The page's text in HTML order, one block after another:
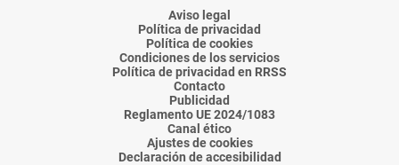
AlmeríaAlmeríaAlmería
Almería
Aviso legal
Política de privacidad
Política de cookies
Condiciones de los servicios
Política de privacidad en RRSS
Contacto
Publicidad
Reglamento UE 2024/1083
Canal ético
Ajustes de cookies
Declaración de accesibilidad